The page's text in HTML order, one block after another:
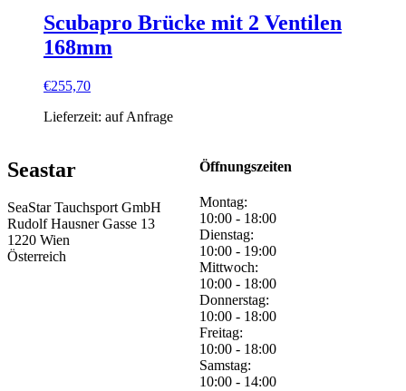
Scubapro Brücke mit 2 Ventilen
168mm
€255,70
Lieferzeit: auf Anfrage
Seastar
SeaStar Tauchsport GmbH
Rudolf Hausner Gasse 13
1220 Wien
Österreich
Öffnungszeiten
Montag:
10:00 - 18:00
Dienstag:
10:00 - 19:00
Mittwoch:
10:00 - 18:00
Donnerstag:
10:00 - 18:00
Freitag:
10:00 - 18:00
Samstag:
10:00 - 14:00